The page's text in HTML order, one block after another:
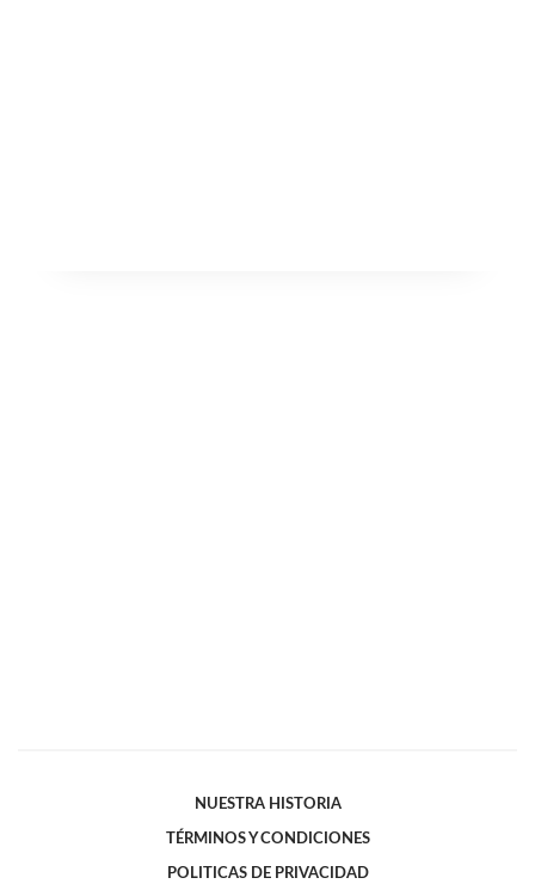
NUESTRA HISTORIA
TÉRMINOS Y CONDICIONES
POLITICAS DE PRIVACIDAD